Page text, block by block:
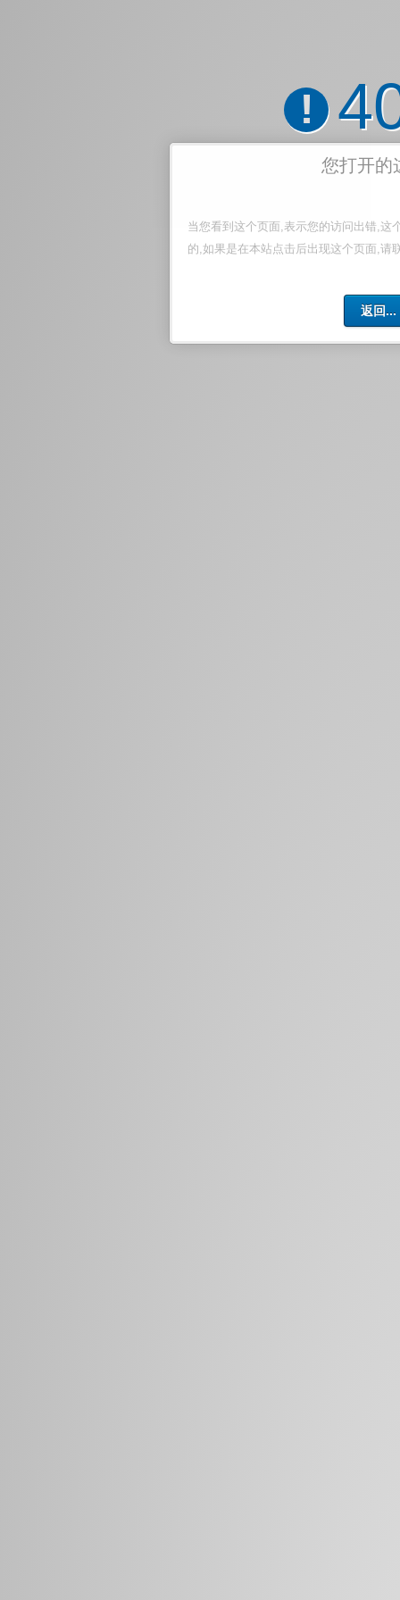
!
您打开的
当您看到这个页面,表示您的访问出错,这
的,如果是在本站点击后出现这个页面,请
返回...